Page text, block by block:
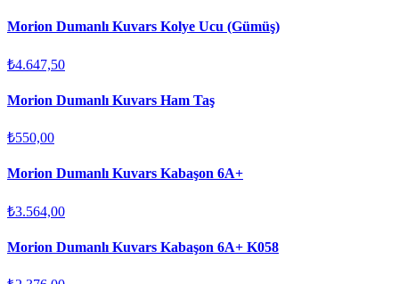
Morion Dumanlı Kuvars Kolye Ucu (Gümüş)
₺4.647,50
Morion Dumanlı Kuvars Ham Taş
₺550,00
Morion Dumanlı Kuvars Kabaşon 6A+
₺3.564,00
Morion Dumanlı Kuvars Kabaşon 6A+ K058